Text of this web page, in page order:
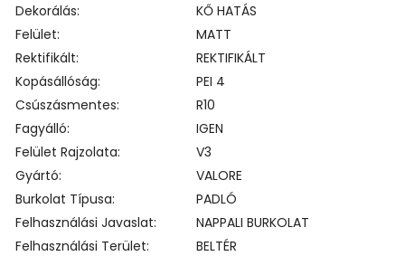
Dekorálás
KŐ HATÁS
Felület
MATT
Rektifikált
REKTIFIKÁLT
Kopásállóság
PEI 4
Csúszásmentes
R10
Fagyálló
IGEN
Felület Rajzolata
V3
Gyártó
VALORE
Burkolat Típusa
PADLÓ
Felhasználási Javaslat
NAPPALI BURKOLAT
Felhasználási Terület
BELTÉR